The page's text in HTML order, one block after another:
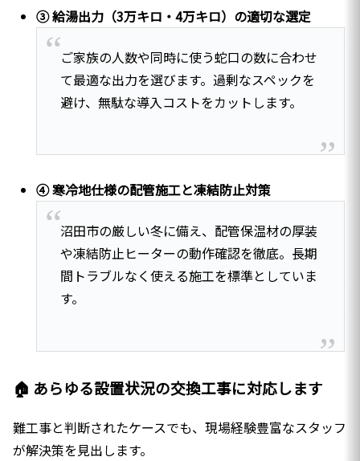
③ 給湯出力（3万キロ・4万キロ）の適切な選定
ご家族の人数や同時に使う蛇口の数に合わせ
て最適な出力を選びます。過剰なスペックを
避け、無駄な導入コストをカットします。
④ 寒冷地仕様の配管施工と凍結防止対策
沼田市の厳しい冬に備え、配管保温材の厚装
や凍結防止ヒーターの動作確認を徹底。長期
間トラブルなく使える施工を標準としていま
す。
🏠 あらゆる設置状況の交換工事に対応します
難工事と判断されたケースでも、現場経験豊富なスタッフ
が解決策を見出します。